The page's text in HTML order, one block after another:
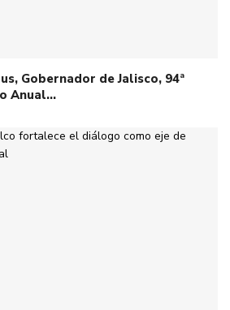
Gobernador de Jalisco, 94ª
Anual…